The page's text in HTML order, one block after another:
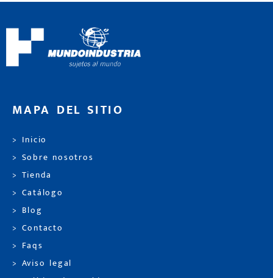
MAPA DEL SITIO
> Inicio
> Sobre nosotros
> Tienda
> Catálogo
> Blog
> Contacto
> Faqs
> Aviso legal